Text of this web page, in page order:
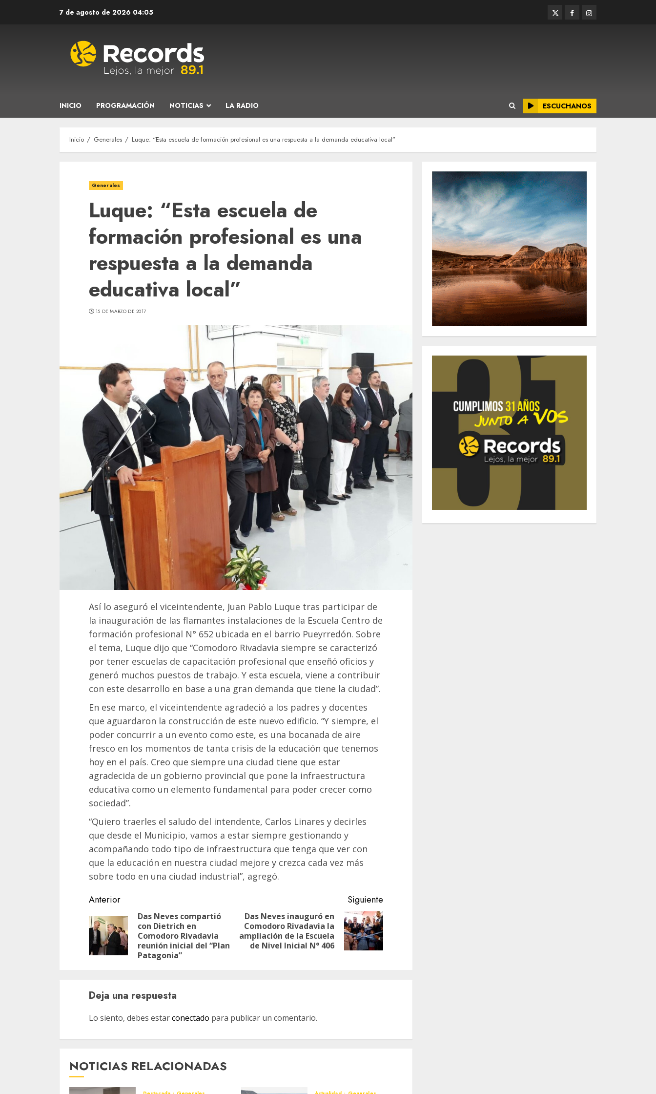
7 de agosto de 2026 04:05 TwitterFacebookInstagram
INICIO PROGRAMACIÓN NOTICIAS LA RADIO ESCUCHANOS
Inicio Generales Luque: “Esta escuela de formación profesional es una respuesta a la demanda educativa local”
Generales
Luque: “Esta escuela de
formación profesional es una
respuesta a la demanda
educativa local”
15 DE MARZO DE 2017
Así lo aseguró el viceintendente, Juan Pablo Luque tras participar de
la inauguración de las flamantes instalaciones de la Escuela Centro de
formación profesional N° 652 ubicada en el barrio Pueyrredón. Sobre
el tema, Luque dijo que “Comodoro Rivadavia siempre se caracterizó
por tener escuelas de capacitación profesional que enseñó oficios y
generó muchos puestos de trabajo. Y esta escuela, viene a contribuir
con este desarrollo en base a una gran demanda que tiene la ciudad”.
En ese marco, el viceintendente agradeció a los padres y docentes
que aguardaron la construcción de este nuevo edificio. “Y siempre, el
poder concurrir a un evento como este, es una bocanada de aire
fresco en los momentos de tanta crisis de la educación que tenemos
hoy en el país. Creo que siempre una ciudad tiene que estar
agradecida de un gobierno provincial que pone la infraestructura
educativa como un elemento fundamental para poder crecer como
sociedad”.
“Quiero traerles el saludo del intendente, Carlos Linares y decirles
que desde el Municipio, vamos a estar siempre gestionando y
acompañando todo tipo de infraestructura que tenga que ver con
que la educación en nuestra ciudad mejore y crezca cada vez más
sobre todo en una ciudad industrial”, agregó.
Navegación
de
entradas
Anterior
Entrada
anterior:
Das Neves compartió
con Dietrich en
Comodoro Rivadavia
reunión inicial del “Plan
Patagonia”
Siguiente
Siguiente
entrada:
Das Neves inauguró en
Comodoro Rivadavia la
ampliación de la Escuela
de Nivel Inicial N° 406
Deja una respuesta
Lo siento, debes estarconectado para publicar un comentario.
NOTICIAS RELACIONADAS